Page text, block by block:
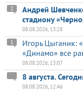
Андрей
стадиону
2
08.08.2026, 13:28
Игорь Цыганик:
«Динамо» все
1
08.08.2026, 13:07
8 августа.
08.08.2026, 12:46